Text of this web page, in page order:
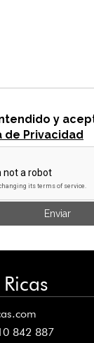
y
de Privacidad
Enviar
842 887